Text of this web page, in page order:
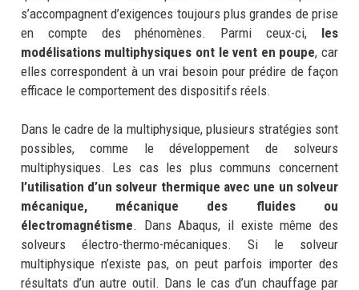
s’accompagnent d’exigences toujours plus grandes de prise
en compte des phénomènes. Parmi ceux-ci, les
modélisations multiphysiques ont le vent en poupe, car
elles correspondent à un vrai besoin pour prédire de façon
efficace le comportement des dispositifs réels.
Dans le cadre de la multiphysique, plusieurs stratégies sont
possibles, comme le développement de solveurs
multiphysiques. Les cas les plus communs concernent
l’utilisation d’un solveur thermique avec une un solveur
mécanique, mécanique des fluides ou
électromagnétisme. Dans Abaqus, il existe même des
solveurs électro-thermo-mécaniques. Si le solveur
multiphysique n’existe pas, on peut parfois importer des
résultats d’un autre outil. Dans le cas d’un chauffage par